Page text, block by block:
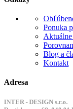
Ponuka
Blog a
Kontakt
Adresa
INTER - DESIGN s.r.o.